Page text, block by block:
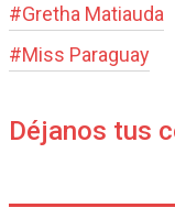
#Gretha Matiauda
#Miss Paraguay
Déjanos tus